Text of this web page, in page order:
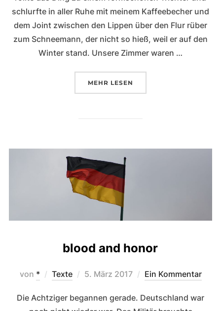
schlurfte in aller Ruhe mit meinem Kaffeebecher und
dem Joint zwischen den Lippen über den Flur rüber
zum Schneemann, der nicht so hieß, weil er auf den
Winter stand. Unsere Zimmer waren …
MEHR ÜBER „WORAUF ES ANKOMMT“
LESEN
blood and honor
von * Texte
Veröffentlicht
5. März 2017 Ein Kommentar
Die Achtziger begannen gerade. Deutschland war